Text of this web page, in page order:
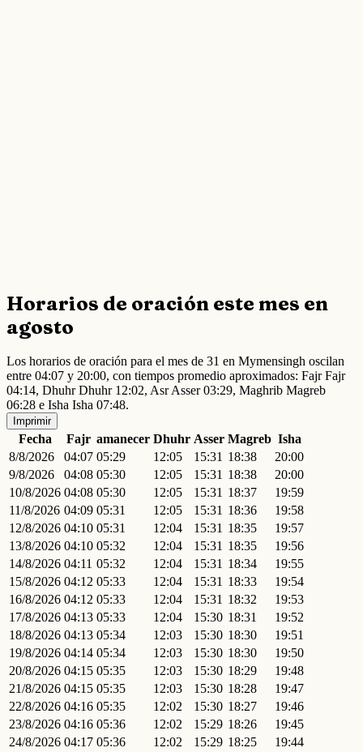
Horarios de oración este mes en
agosto
Los horarios de oración para el mes de 31 en Mymensingh oscilan
entre 04:07 y 20:00, con tiempos promedio aproximados: Fajr Fajr
04:14, Dhuhr Dhuhr 12:02, Asr Asser 03:29, Maghrib Magreb
06:28 e Isha Isha 07:48.
Imprimir
Fecha Fajr amanecer Dhuhr Asser Magreb Isha
8/8/2026
04:07 05:29 12:05 15:31 18:38
20:00
9/8/2026
04:08 05:30 12:05 15:31 18:38
20:00
10/8/2026 04:08 05:30 12:05 15:31 18:37
19:59
11/8/2026 04:09 05:31 12:05 15:31 18:36
19:58
12/8/2026 04:10 05:31 12:04 15:31 18:35
19:57
13/8/2026 04:10 05:32 12:04 15:31 18:35
19:56
14/8/2026 04:11 05:32 12:04 15:31 18:34
19:55
15/8/2026 04:12 05:33 12:04 15:31 18:33
19:54
16/8/2026 04:12 05:33 12:04 15:31 18:32
19:53
17/8/2026 04:13 05:33 12:04 15:30 18:31
19:52
18/8/2026 04:13 05:34 12:03 15:30 18:30
19:51
19/8/2026 04:14 05:34 12:03 15:30 18:30
19:50
20/8/2026 04:15 05:35 12:03 15:30 18:29
19:48
21/8/2026 04:15 05:35 12:03 15:30 18:28
19:47
22/8/2026 04:16 05:35 12:02 15:30 18:27
19:46
23/8/2026 04:16 05:36 12:02 15:29 18:26
19:45
24/8/2026 04:17 05:36 12:02 15:29 18:25
19:44